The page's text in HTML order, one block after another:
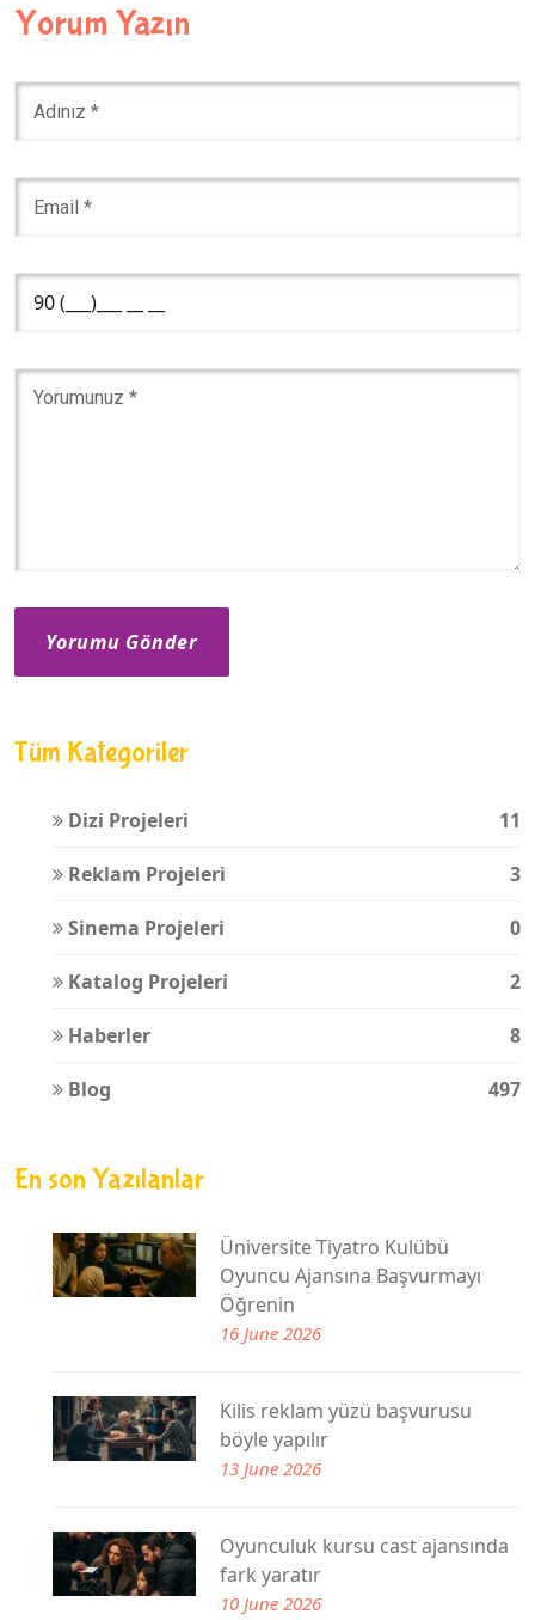
Yorum Yazın
Yorumu Gönder
Tüm Kategoriler
Dizi Projeleri 11
Reklam Projeleri 3
Sinema Projeleri 0
Katalog Projeleri 2
Haberler 8
Blog 497
En son Yazılanlar
Üniversite Tiyatro Kulübü
Oyuncu Ajansına Başvurmayı
Öğrenin
16 June 2026
Kilis reklam yüzü başvurusu
böyle yapılır
13 June 2026
Oyunculuk kursu cast ajansında
fark yaratır
10 June 2026